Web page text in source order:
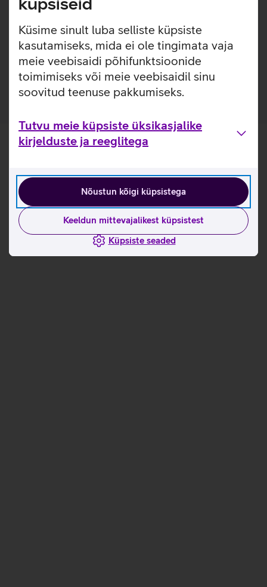
Küsime sinult luba selliste küpsiste
kasutamiseks, mida ei ole tingimata vaja
meie veebisaidi põhifunktsioonide
toimimiseks või meie veebisaidil sinu
soovitud teenuse pakkumiseks.
Tutvu meie küpsiste üksikasjalike
kirjelduste ja reeglitega
Nõustun kõigi küpsistega
Keeldun mittevajalikest küpsistest
Küpsiste seaded
vigastusteta igapäevaste kukkumiste ning kriimustuste
Kaitseklaas on valmistatud 60% taaskasutatud klaasist.
Pakendis on kaasas raam, mis teeb koduse kaitseklaasi
paigalduse mugavamaks.